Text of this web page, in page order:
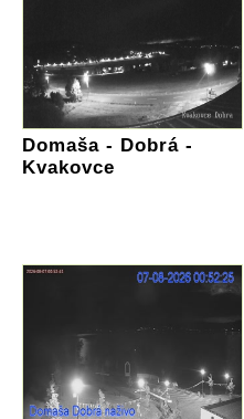
Domaša - Dobrá -
Kvakovce